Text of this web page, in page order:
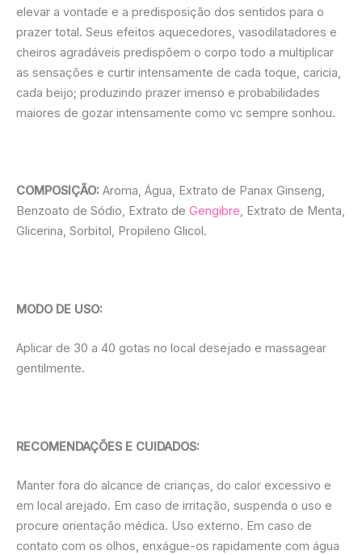
elevar a vontade e a predisposição dos sentidos para o
prazer total. Seus efeitos aquecedores, vasodilatadores e
cheiros agradáveis predispõem o corpo todo a multiplicar
as sensações e curtir intensamente de cada toque, caricia,
cada beijo; produzindo prazer imenso e probabilidades
maiores de gozar intensamente como vc sempre sonhou.
COMPOSIÇÃO: Aroma, Água, Extrato de Panax Ginseng,
Benzoato de Sódio, Extrato de Gengibre, Extrato de Menta,
Glicerina, Sorbitol, Propileno Glicol.
MODO DE USO:
Aplicar de 30 a 40 gotas no local desejado e massagear
gentilmente.
RECOMENDAÇÕES E CUIDADOS:
Manter fora do alcance de crianças, do calor excessivo e
em local arejado. Em caso de irritação, suspenda o uso e
procure orientação médica. Uso externo. Em caso de
contato com os olhos, enxágue-os rapidamente com água